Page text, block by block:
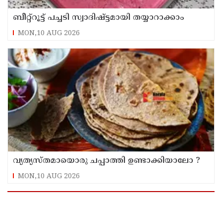
ബീറ്റ്റൂട്ട് പച്ചടി സ്വാദിഷ്ട്ടമായി തയ്യാറാക്കാം
MON,10 AUG 2026
വ്യത്യസ്തമായൊരു ചപ്പാത്തി ഉണ്ടാക്കിയാലോ ?
MON,10 AUG 2026